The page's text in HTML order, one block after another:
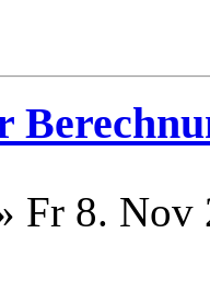
Fr 8. Nov